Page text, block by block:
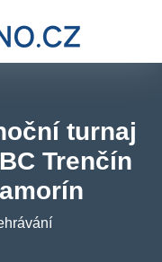
turnaj
Trenčín